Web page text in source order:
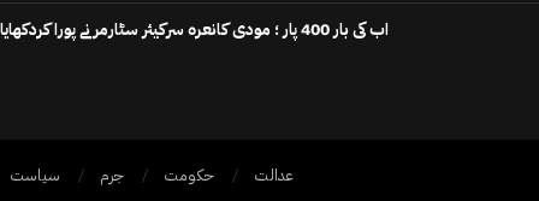
اب کی بار 400 پار ؛ مودی کانعرہ سرکیئر سٹارمر نے پورا کردکھایا
سیاست جرم حکومت عدالت